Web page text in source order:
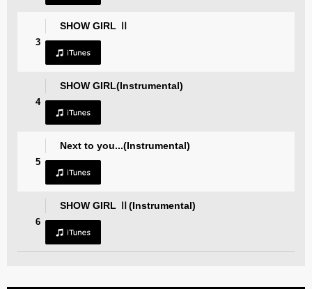
3
SHOW GIRL Ⅱ
4
SHOW GIRL(Instrumental)
5
Next to you...(Instrumental)
6
SHOW GIRL Ⅱ(Instrumental)